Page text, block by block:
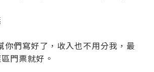
你們寫好了，收入也不用分我，最
門票就好。